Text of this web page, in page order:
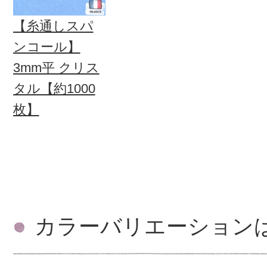
【糸通しスパ
ンコール】
3mm平 クリス
タル【約1000
枚】
カラーバリエーション